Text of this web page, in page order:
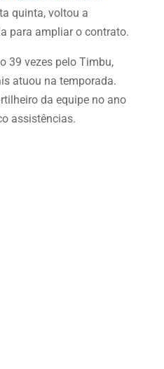
quinta, voltou a
para ampliar o contrato.
39 vezes pelo Timbu,
atuou na temporada.
da equipe no ano
assistências.